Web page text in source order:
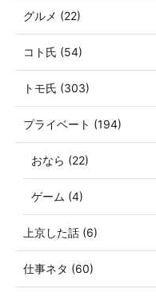
グルメ (22)
コト氏 (54)
トモ氏 (303)
プライベート (194)
おなら (22)
ゲーム (4)
上京した話 (6)
仕事ネタ (60)